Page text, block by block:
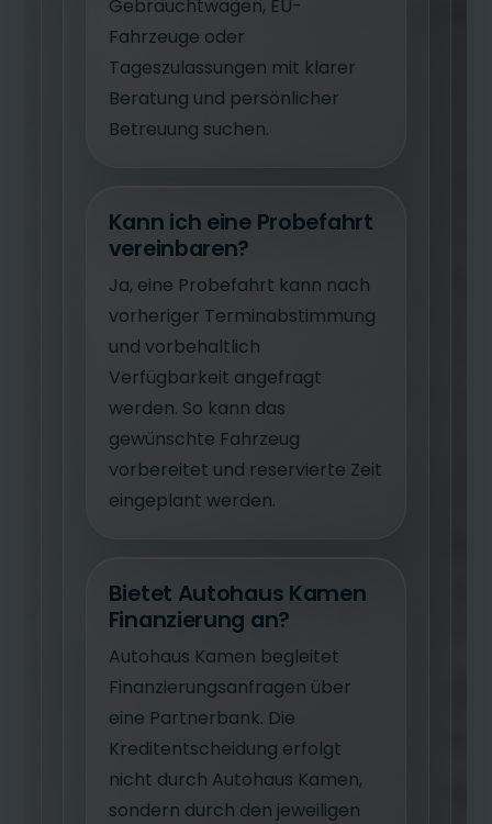
Gebrauchtwagen, EU-
Fahrzeuge oder
Tageszulassungen mit klarer
Beratung und persönlicher
Betreuung suchen.
Kann ich eine Probefahrt
vereinbaren?
Ja, eine Probefahrt kann nach
vorheriger Terminabstimmung
und vorbehaltlich
Verfügbarkeit angefragt
werden. So kann das
gewünschte Fahrzeug
vorbereitet und reservierte Zeit
eingeplant werden.
Bietet Autohaus Kamen
Finanzierung an?
Autohaus Kamen begleitet
Finanzierungsanfragen über
eine Partnerbank. Die
Kreditentscheidung erfolgt
nicht durch Autohaus Kamen,
sondern durch den jeweiligen